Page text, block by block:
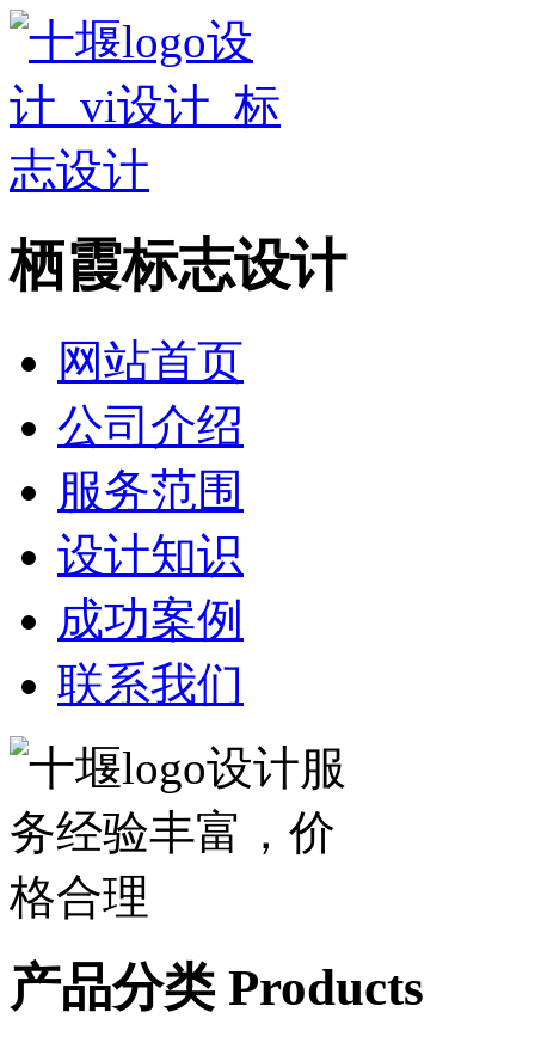
栖霞标志设计
网站首页
公司介绍
服务范围
设计知识
成功案例
联系我们
产品分类Products